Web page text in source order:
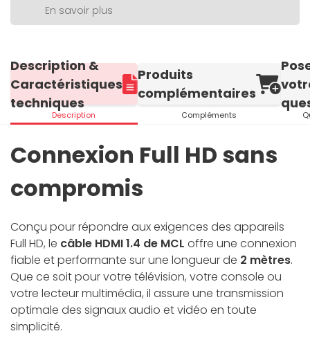
En savoir plus
Description &
Caractéristiques
techniques
Description
Produits
complémentaires
Compléments
Connexion Full HD sans
compromis
Conçu pour répondre aux exigences des appareils
Full HD, le câble HDMI 1.4 de MCL offre une connexion
fiable et performante sur une longueur de 2 mètres.
Que ce soit pour votre télévision, votre console ou
votre lecteur multimédia, il assure une transmission
optimale des signaux audio et vidéo en toute
simplicité.